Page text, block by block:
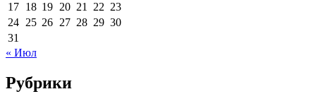
17 18 19 20 21 22 23
24 25 26 27 28 29 30
31
« Июл
Рубрики